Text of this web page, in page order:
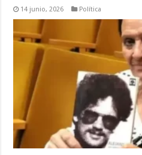
14 junio, 2026 Política